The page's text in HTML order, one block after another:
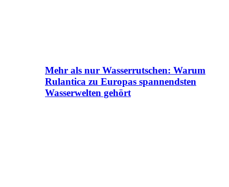
Mehr als nur Wasserrutschen: Warum
Rulantica zu Europas spannendsten
Wasserwelten gehört